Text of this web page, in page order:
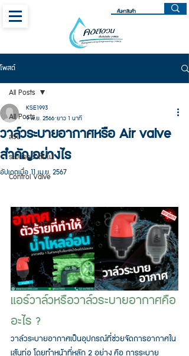
โพสต์
All Posts
สวน
ระบบรดน้ำต้นไม้
Control Valve
All Posts
วาล์วระบายอากาศหรือ Air valve
สำคัญอย่างไร
KSE1993
9 พ.ย. 2566 ยาว 1 นาที
อัปเดตเมื่อ11 เม.ย. 2567
แอร์วาล์วหรือวาล์วระบายอากาศคือ
อะไร ?
วาล์วระบายอากาศเป็นอุปกรณ์ที่ช่วยจัดการอากาศใน
เส้นท่อ โดยทำหน้าที่หลัก 2 อย่าง คือ การระบาย